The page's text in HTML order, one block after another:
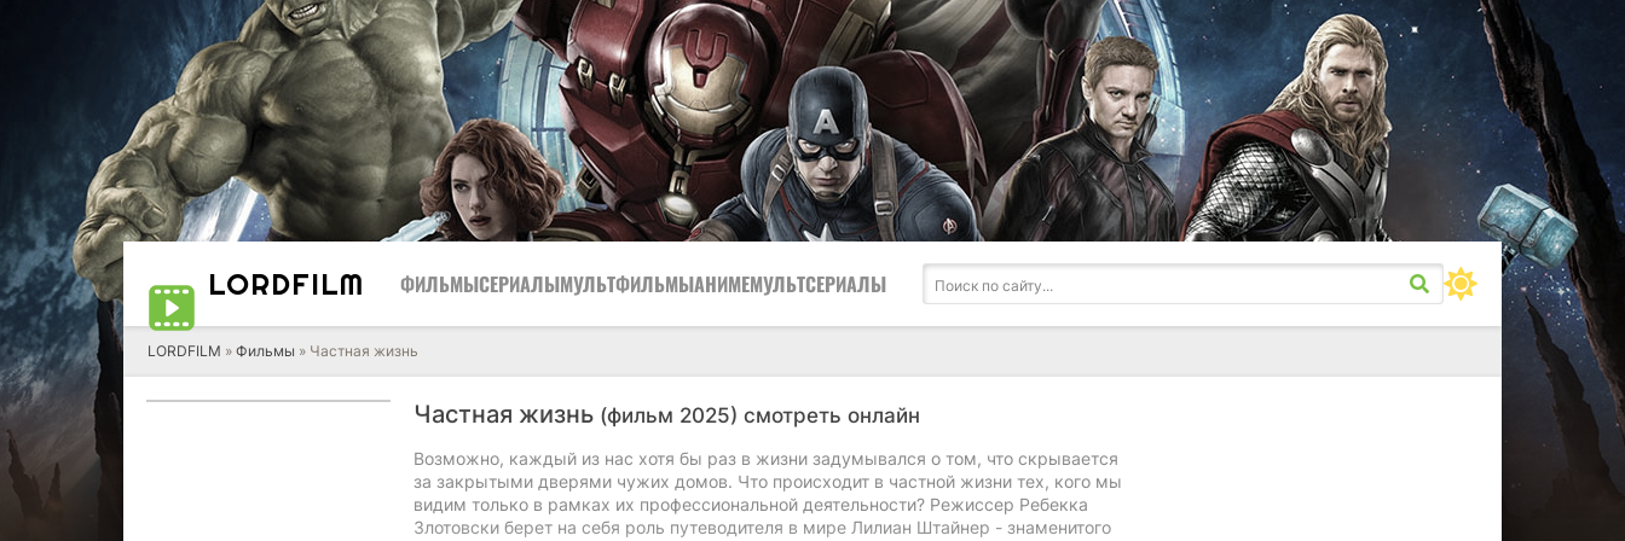
LORDFILM ФИЛЬМЫСЕРИАЛЫМУЛЬТФИЛЬМЫАНИМЕМУЛЬТСЕРИАЛЫ
LORDFILM » Фильмы » Частная жизнь
Частная жизнь (фильм 2025) смотреть онлайн
Возможно, каждый из нас хотя бы раз в жизни задумывался о том, что скрывается
за закрытыми дверями чужих домов. Что происходит в частной жизни тех, кого мы
видим только в рамках их профессиональной деятельности? Режиссер Ребекка
Злотовски берет на себя роль путеводителя в мире Лилиан Штайнер - знаменитого